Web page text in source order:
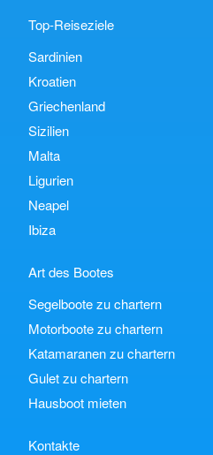
Top-Reiseziele
Sardinien
Kroatien
Griechenland
Sizilien
Malta
Ligurien
Neapel
Ibiza
Art des Bootes
Segelboote zu chartern
Motorboote zu chartern
Katamaranen zu chartern
Gulet zu chartern
Hausboot mieten
Kontakte